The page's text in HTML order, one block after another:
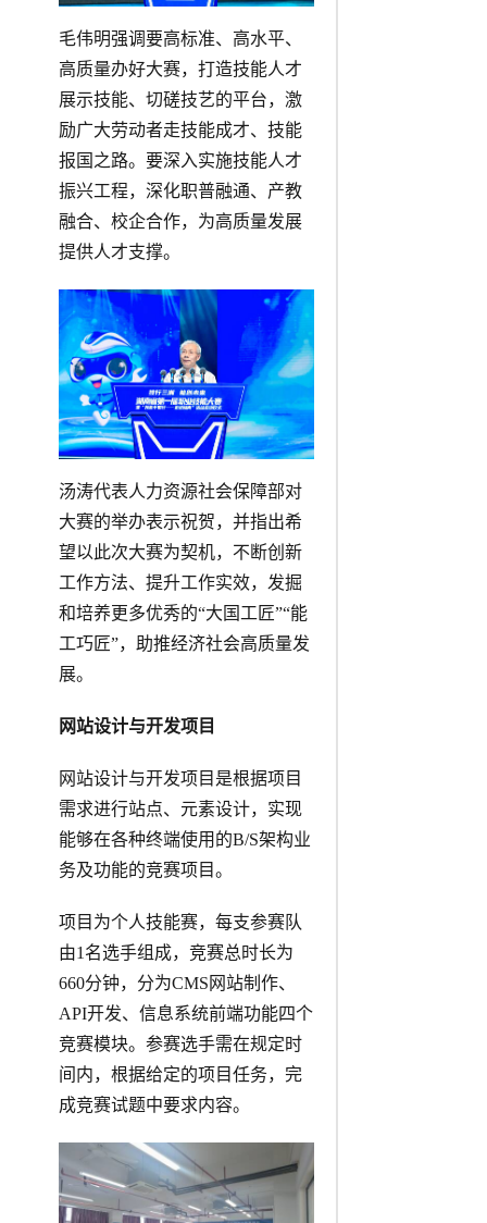
毛伟明强调要高标准、高水平、
高质量办好大赛，打造技能人才
展示技能、切磋技艺的平台，激
励广大劳动者走技能成才、技能
报国之路。要深入实施技能人才
振兴工程，深化职普融通、产教
融合、校企合作，为高质量发展
提供人才支撑。
汤涛代表人力资源社会保障部对
大赛的举办表示祝贺，并指出希
望以此次大赛为契机，不断创新
工作方法、提升工作实效，发掘
和培养更多优秀的“大国工匠”“能
工巧匠”，助推经济社会高质量发
展。
网站设计与开发项目
网站设计与开发项目是根据项目
需求进行站点、元素设计，实现
能够在各种终端使用的B/S架构业
务及功能的竞赛项目。
项目为个人技能赛，每支参赛队
由1名选手组成，竞赛总时长为
660分钟，分为CMS网站制作、
API开发、信息系统前端功能四个
竞赛模块。参赛选手需在规定时
间内，根据给定的项目任务，完
成竞赛试题中要求内容。